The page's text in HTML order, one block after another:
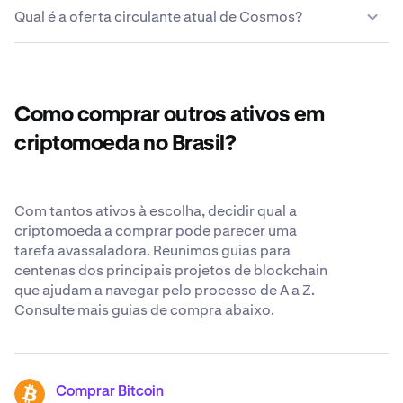
criptomoedas de forma rápida e fácil. Para obter uma
lista completa de pares de negociação, visite ocentro
endereço da carteira externa e a sua Cosmos estará na
Cosmos que optar por deixar na Kraken seguras e
acessíveis para si. Embora continuemos a acreditar que
possível quando nos confia os seus Cosmos. Saiba mais
sobre nossospadrões de segurança reconhecidos
mundialmente
Qual é a oferta circulante atual de Cosmos?
Como comprar outros ativos em
criptomoeda no Brasil?
Com tantos ativos à escolha, decidir qual a
criptomoeda a comprar pode parecer uma
tarefa avassaladora. Reunimos guias para
centenas dos principais projetos de blockchain
que ajudam a navegar pelo processo de A a Z.
Consulte mais guias de compra abaixo.
BTC Comprar Bitcoin